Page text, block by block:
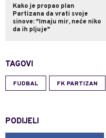
Kako je propao plan
Partizana da vrati svoje
sinove: "Imaju mir, neće niko
da ih pljuje"
TAGOVI
FUDBAL FK PARTIZAN
PODIJELI